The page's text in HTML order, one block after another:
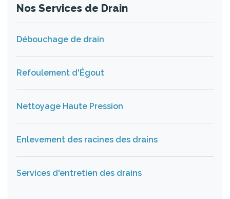
Nos Services de Drain
Débouchage de drain
Refoulement d'Égout
Nettoyage Haute Pression
Enlevement des racines des drains
Services d'entretien des drains